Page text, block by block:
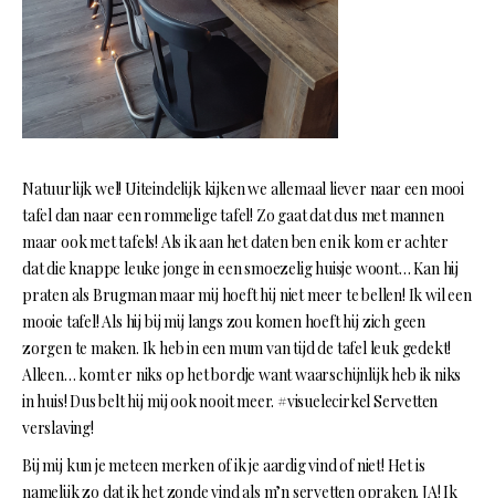
Natuurlijk wel! Uiteindelijk kijken we allemaal liever naar een mooi
tafel dan naar een rommelige tafel! Zo gaat dat dus met mannen
maar ook met tafels! Als ik aan het daten ben en ik kom er achter
dat die knappe leuke jonge in een smoezelig huisje woont… Kan hij
praten als Brugman maar mij hoeft hij niet meer te bellen! Ik wil een
mooie tafel! Als hij bij mij langs zou komen hoeft hij zich geen
zorgen te maken. Ik heb in een mum van tijd de tafel leuk gedekt!
Alleen… komt er niks op het bordje want waarschijnlijk heb ik niks
in huis! Dus belt hij mij ook nooit meer. #visuelecirkel Servetten
verslaving!
Bij mij kun je meteen merken of ik je aardig vind of niet! Het is
namelijk zo dat ik het zonde vind als m’n servetten opraken. JA! Ik